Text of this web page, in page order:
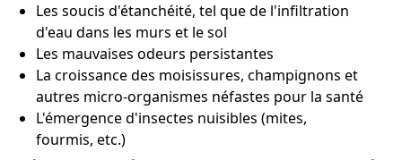
Les soucis d'étanchéité, tel que de l'infiltration
d'eau dans les murs et le sol
Les mauvaises odeurs persistantes
La croissance des moisissures, champignons et
autres micro-organismes néfastes pour la santé
L'émergence d'insectes nuisibles (mites,
fourmis, etc.)